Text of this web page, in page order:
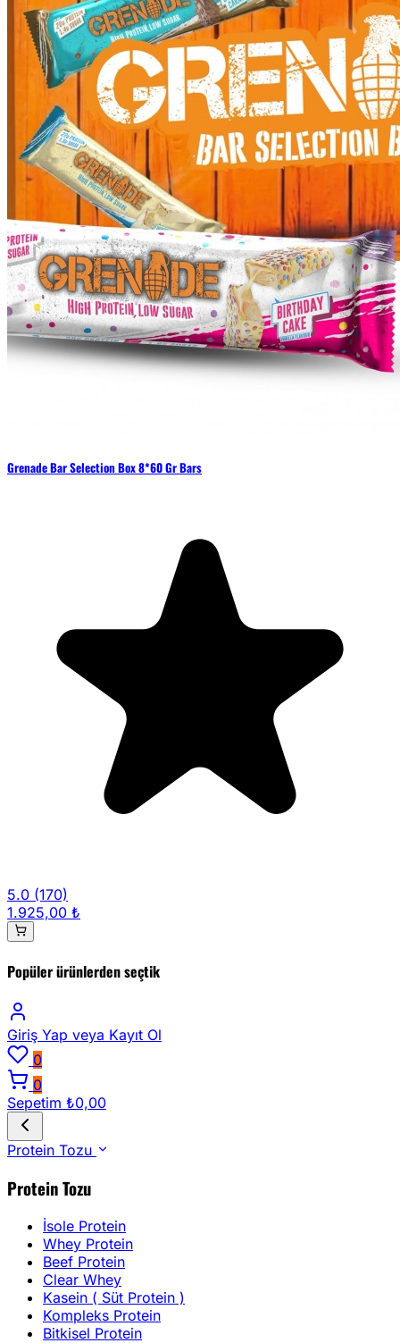
Grenade Bar Selection Box 8*60 Gr Bars
5.0 (170)
1.925,00 ₺
Popüler ürünlerden seçtik
Giriş Yap veya Kayıt Ol
0
0
Sepetim ₺0,00
Protein Tozu
Protein Tozu
İsole Protein
Whey Protein
Beef Protein
Clear Whey
Kasein ( Süt Protein )
Kompleks Protein
Bitkisel Protein